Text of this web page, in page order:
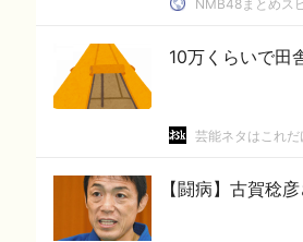
NMB48まとめス
10万くらいで田
芸能ネタはこれだ
【闘病】古賀稔